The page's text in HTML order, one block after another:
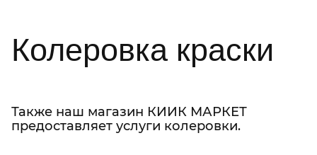
Колеровка краски
Также наш магазин КИИК МАРКЕТ
предоставляет услуги колеровки.